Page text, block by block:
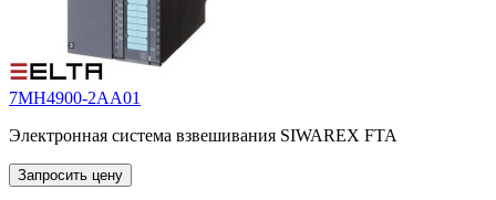
7MH4900-2AA01
Электронная система взвешивания SIWAREX FTA
Запросить цену